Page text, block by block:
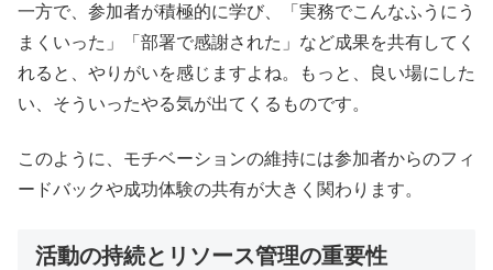
一方で、参加者が積極的に学び、「実務でこんなふうにう
まくいった」「部署で感謝された」など成果を共有してく
れると、やりがいを感じますよね。もっと、良い場にした
い、そういったやる気が出てくるものです。
このように、モチベーションの維持には参加者からのフィ
ードバックや成功体験の共有が大きく関わります。
活動の持続とリソース管理の重要性